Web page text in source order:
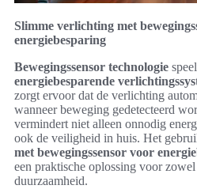
Slimme verlichting met
energiebesparing
Bewegingssensor technologie
energiebesparende
zorgt ervoor dat de verlichting
wanneer beweging gedetecteerd
vermindert niet alleen onnodig
ook de veiligheid in huis. Het
met bewegingssensor voor
een praktische oplossing voor
duurzaamheid.